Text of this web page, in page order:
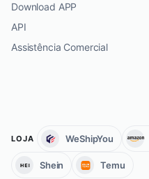
Download APP
API
Assistência Comercial
LOJA WeShipYou
Shein Temu